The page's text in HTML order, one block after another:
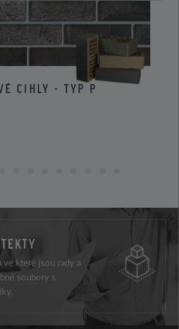
CIHLY - TYP P
ve které jsou rady a
soubory s